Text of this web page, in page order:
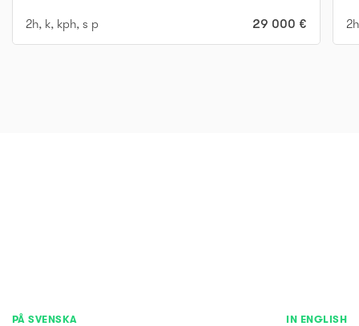
2h, k, kph, s p 29 000 €
PÅ SVENSKA IN ENGLISH